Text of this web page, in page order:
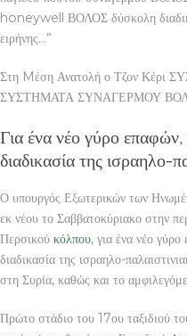
honeywell ΒΟΛΟΣ δύσκολη
ειρήνης…”
Στη Mέση Ανατολή ο Τζον
ΣΥΣΤΗΜΑΤΑ ΣΥΝΑΓΕΡΜΟΥ
Για ένα νέο γύρο
διαδικασία της ισραηλο-
Ο υπουργός Εξωτερικών των
εκ νέου το Σαββατοκύριακο στην
Περσικού κόλπου, για ένα νέο
διαδικασία της ισραηλο-
στη Συρία, καθώς και το
Πρώτο στάδιο του 17ου ταξιδιού